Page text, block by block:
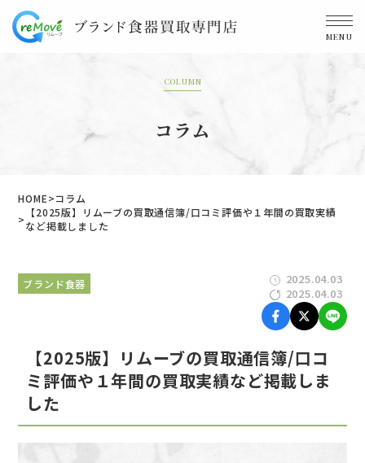
MENU
COLUMN
コラム
HOME
コラム
【2025版】リムーブの買取通信簿/口コミ評価や１年間の買取実績
など掲載しました
ブランド食器
2025.04.03
2025.04.03
【2025版】リムーブの買取通信簿/口コ
ミ評価や１年間の買取実績など掲載しま
した